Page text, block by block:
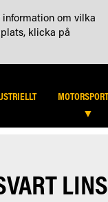
ÅTERFÖRSÄLJARE
om vilka
klicka på